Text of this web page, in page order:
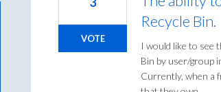
Recycle Bin.
I would like to see
Bin by user/group
Currently, when a
VOTE